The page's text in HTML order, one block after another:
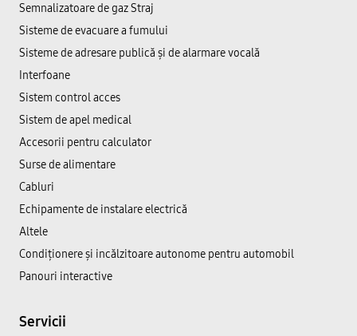
Semnalizatoare de gaz Straj
Sisteme de evacuare a fumului
Sisteme de adresare publică şi de alarmare vocală
Interfoane
Sistem control acces
Sistem de apel medical
Accesorii pentru calculator
Surse de alimentare
Cabluri
Echipamente de instalare electrică
Altele
Condiționere și incălzitoare autonome pentru automobil
Panouri interactive
Servicii